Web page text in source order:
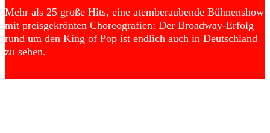
Mehr als 25 große Hits, eine atemberaubende Bühnenshow
mit preisgekrönten Choreografien: Der Broadway-Erfolg
rund um den King of Pop ist endlich auch in Deutschland
zu sehen.